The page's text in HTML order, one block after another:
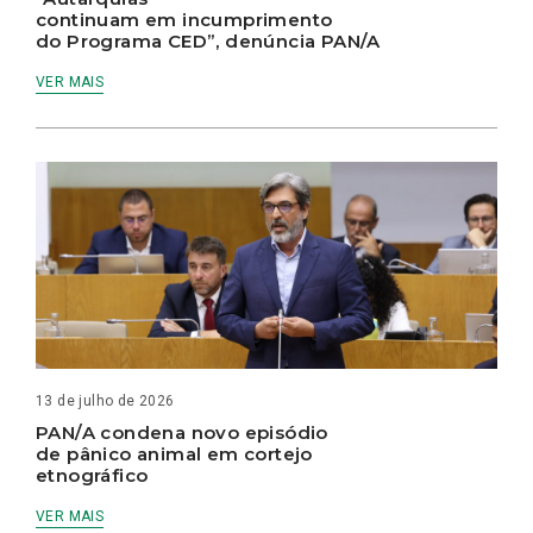
continuam em incumprimento
do Programa CED”, denúncia PAN/A
VER MAIS
13 de julho de 2026
PAN/A condena novo episódio
de pânico animal em cortejo
etnográfico
VER MAIS